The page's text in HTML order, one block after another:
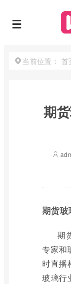
当前位置： 首
期
期货玻
期
专家和
时直播
玻璃行